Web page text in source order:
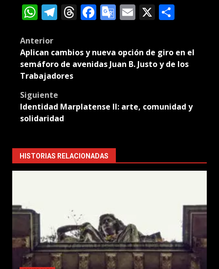
WhatsApp
Telegram
Threads
Facebook
Google
Email
X
Post
navigation
Anterior
Aplican cambios y nueva opción de giro en el
semáforo de avenidas Juan B. Justo y de los
Trabajadores
Siguiente
Identidad Marplatense II: arte, comunidad y
solidaridad
HISTORIAS RELACIONADAS